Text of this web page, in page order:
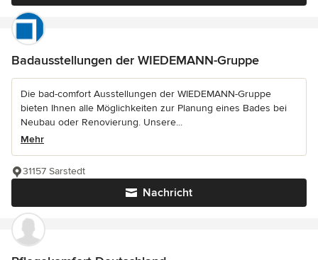
Badausstellungen der WIEDEMANN-Gruppe
Die bad-comfort Ausstellungen der WIEDEMANN-Gruppe
bieten Ihnen alle Möglichkeiten zur Planung eines Bades bei
Neubau oder Renovierung. Unsere...
Mehr
Nachricht
31157 Sarstedt